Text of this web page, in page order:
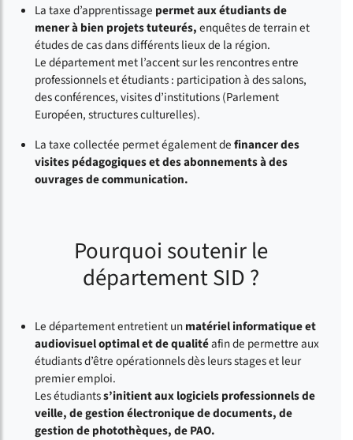
La taxe d’apprentissage permet aux étudiants de
mener à bien projets tuteurés,enquêtes de terrain et
études de cas dans différents lieux de la région.
Le département met l’accent sur les rencontres entre
professionnels et étudiants : participation à des salons,
des conférences, visites d’institutions (Parlement
Européen, structures culturelles).
La taxe collectée permet également definancer des
visites pédagogiques et des abonnements à des
ouvrages de communication.
Pourquoi soutenir le
département SID ?
Le département entretient unmatériel informatique et
audiovisuel optimal et de qualitéafin de permettre aux
étudiants d’être opérationnels dès leurs stages et leur
premier emploi.
Les étudiantss’initient aux logiciels professionnels de
veille, de gestion électronique de documents, de
gestion de photothèques, de PAO.